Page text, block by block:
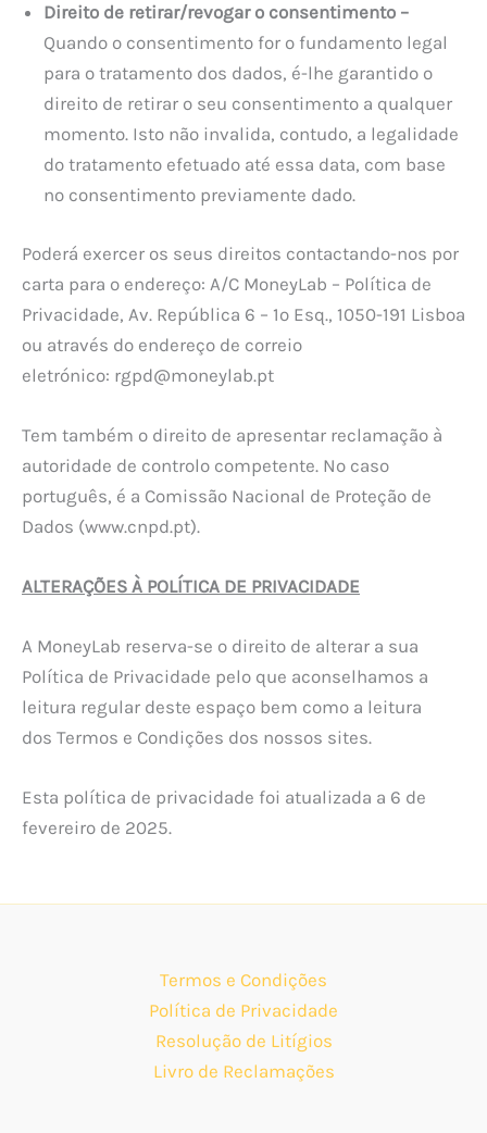
Direito de retirar/revogar o consentimento –
Quando o consentimento for o fundamento legal
para o tratamento dos dados, é-lhe garantido o
direito de retirar o seu consentimento a qualquer
momento. Isto não invalida, contudo, a legalidade
do tratamento efetuado até essa data, com base
no consentimento previamente dado.
Poderá exercer os seus direitos contactando-nos por
carta para o endereço: A/C MoneyLab – Política de
Privacidade, Av. República 6 – 1º Esq., 1050-191 Lisboa
ou através do endereço de correio
eletrónico: rgpd@moneylab.pt
Tem também o direito de apresentar reclamação à
autoridade de controlo competente. No caso
português, é a Comissão Nacional de Proteção de
Dados (www.cnpd.pt).
ALTERAÇÕES À POLÍTICA DE PRIVACIDADE
A MoneyLab reserva-se o direito de alterar a sua
Política de Privacidade pelo que aconselhamos a
leitura regular deste espaço bem como a leitura
dos Termos e Condições dos nossos sites.
Esta política de privacidade foi atualizada a 6 de
fevereiro de 2025.
Termos e Condições
Política de Privacidade
Resolução de Litígios
Livro de Reclamações